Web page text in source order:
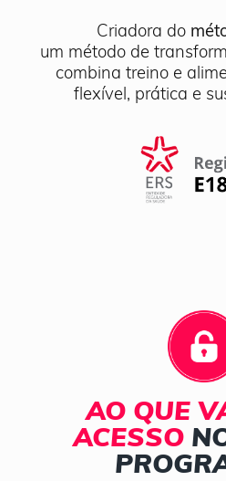
Criadora do
um método de
combina treino e
flexível, prática e
AO QUE
ACESSO